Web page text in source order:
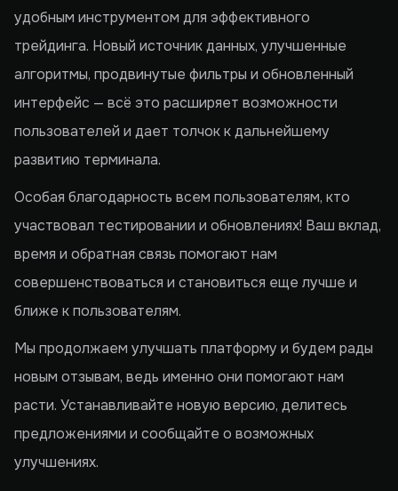
удобным инструментом для эффективного
трейдинга. Новый источник данных, улучшенные
алгоритмы, продвинутые фильтры и обновленный
интерфейс — всё это расширяет возможности
пользователей и дает толчок к дальнейшему
развитию терминала.
Особая благодарность всем пользователям, кто
участвовал тестировании и обновлениях! Ваш вклад,
время и обратная связь помогают нам
совершенствоваться и становиться еще лучше и
ближе к пользователям.
Мы продолжаем улучшать платформу и будем рады
новым отзывам, ведь именно они помогают нам
расти. Устанавливайте новую версию, делитесь
предложениями и сообщайте о возможных
улучшениях.